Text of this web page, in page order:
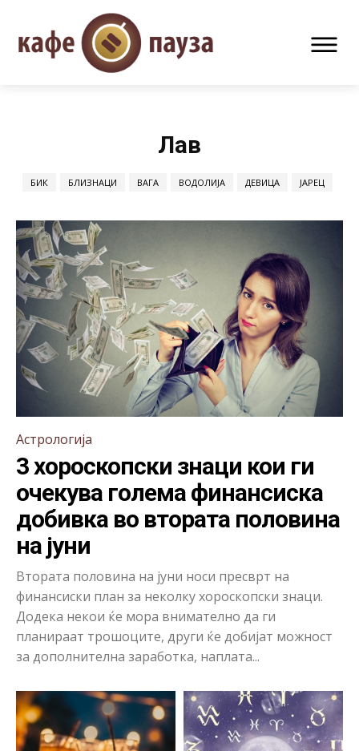
Лав
БИК БЛИЗНАЦИ ВАГА ВОДОЛИЈА ДЕВИЦА ЈАРЕЦ
Астрологија
3 хороскопски знаци кои ги
очекува голема финансиска
добивка во втората половина
на јуни
Втората половина на јуни носи пресврт на
финансиски план за неколку хороскопски знаци.
Додека некои ќе мора внимателно да ги
планираат трошоците, други ќе добијат можност
за дополнителна заработка, наплата...